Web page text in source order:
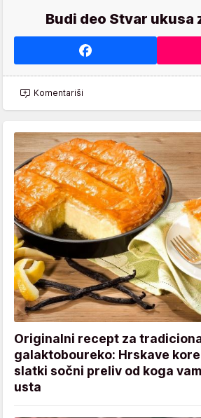
Budi deo Stvar ukusa
Komentariši
Originalni recept za
galaktoboureko: Hrskave
slatki sočni preliv od koga
usta